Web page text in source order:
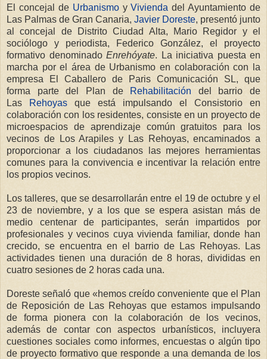
El concejal de UrbanismoyVivienda del Ayuntamiento de
Las Palmas de Gran Canaria, Javier Doreste, presentó junto
al concejal de Distrito Ciudad Alta, Mario Regidor y el
sociólogo y periodista, Federico González, el proyecto
formativo denominado Enrehóyate. La iniciativa puesta en
marcha por el área de Urbanismo en colaboración con la
empresa El Caballero de Paris Comunicación SL, que
forma parte del Plan de
Rehabilitación del barrio de
Las
Rehoyas que está impulsando el Consistorio en
colaboración con los residentes, consiste en un proyecto de
microespacios de aprendizaje común gratuitos para los
vecinos de Los Arapiles y Las Rehoyas, encaminados a
proporcionar a los ciudadanos las mejores herramientas
comunes para la convivencia e incentivar la relación entre
los propios vecinos.
Los talleres, que se desarrollarán entre el 19 de octubre y el
23 de noviembre, y a los que se espera asistan más de
medio centenar de participantes, serán impartidos por
profesionales y vecinos cuya vivienda familiar, donde han
crecido, se encuentra en el barrio de Las Rehoyas. Las
actividades tienen una duración de 8 horas, divididas en
cuatro sesiones de 2 horas cada una.
Doreste señaló que «hemos creído conveniente que el Plan
de Reposición de Las Rehoyas que estamos impulsando
de forma pionera con la colaboración de los vecinos,
además de contar con aspectos urbanísticos, incluyera
cuestiones sociales como informes, encuestas o algún tipo
de proyecto formativo que responde a una demanda de los